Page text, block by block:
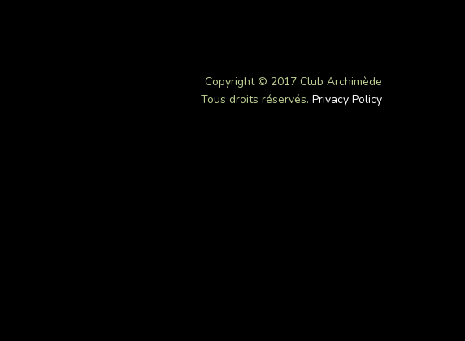
Copyright © 2017 Club Archimède
Tous droits réservés. Privacy Policy